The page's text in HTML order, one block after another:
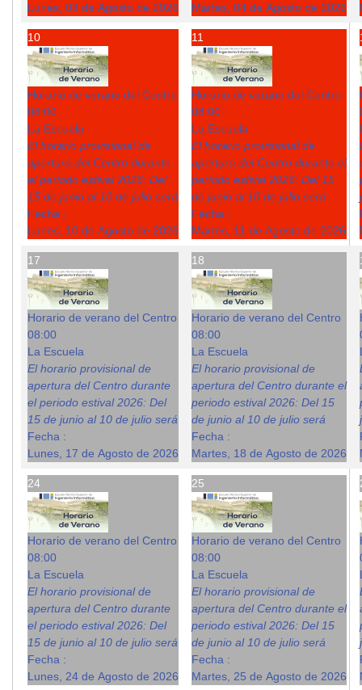
Lunes, 03 de Agosto de 2026
Martes, 04 de Agosto de 2026
10
Horario de verano del Centro
08:00
La Escuela
El horario provisional de
apertura del Centro durante
el periodo estival 2026: Del
15 de junio al 10 de julio será
Fecha :
Lunes, 10 de Agosto de 2026
11
Horario de verano del Centro
08:00
La Escuela
El horario provisional de
apertura del Centro durante el
periodo estival 2026: Del 15
de junio al 10 de julio será
Fecha :
Martes, 11 de Agosto de 2026
17
Horario de verano del Centro
08:00
La Escuela
El horario provisional de
apertura del Centro durante
el periodo estival 2026: Del
15 de junio al 10 de julio será
Fecha :
Lunes, 17 de Agosto de 2026
18
Horario de verano del Centro
08:00
La Escuela
El horario provisional de
apertura del Centro durante el
periodo estival 2026: Del 15
de junio al 10 de julio será
Fecha :
Martes, 18 de Agosto de 2026
24
Horario de verano del Centro
08:00
La Escuela
El horario provisional de
apertura del Centro durante
el periodo estival 2026: Del
15 de junio al 10 de julio será
Fecha :
Lunes, 24 de Agosto de 2026
25
Horario de verano del Centro
08:00
La Escuela
El horario provisional de
apertura del Centro durante el
periodo estival 2026: Del 15
de junio al 10 de julio será
Fecha :
Martes, 25 de Agosto de 2026